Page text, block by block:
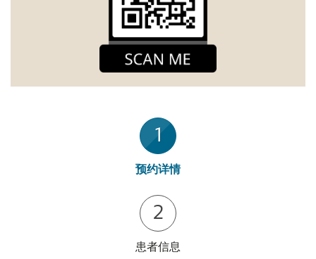
1
预约详情
2
患者信息